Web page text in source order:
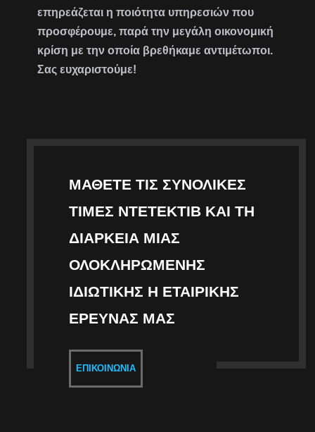
επηρεάζεται η ποιότητα υπηρεσιών που
προσφέρουμε, παρά την μεγάλη οικονομική
κρίση με την οποία βρεθήκαμε αντιμέτωποι.
Σας ευχαριστούμε!
ΜΆΘΕΤΕ ΤΙΣ ΣΥΝΟΛΙΚΈΣ
ΤΙΜΈΣ ΝΤΕΤΈΚΤΙΒ ΚΑΙ ΤΗ
ΔΙΆΡΚΕΙΑ ΜΙΑΣ
ΟΛΟΚΛΗΡΩΜΈΝΗΣ
ΙΔΙΩΤΙΚΉΣ Η ΕΤΑΙΡΙΚΉΣ
ΈΡΕΥΝΑΣ ΜΑΣ
ΕΠΙΚΟΙΝΩΝΊΑ